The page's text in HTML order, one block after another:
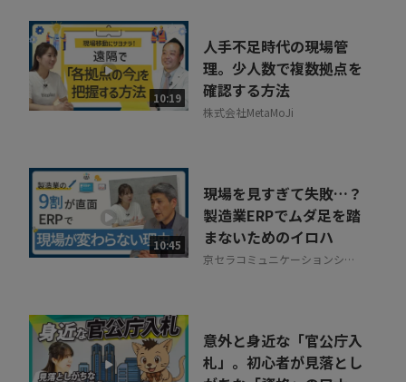
10:19
人手不足時代の現場管
理。少人数で複数拠点を
確認する方法
株式会社MetaMoJi
10:45
現場を見すぎて失敗…？
製造業ERPでムダ足を踏
まないためのイロハ
京セラコミュニケーションシス
意外と身近な「官公庁入
札」。初心者が見落とし